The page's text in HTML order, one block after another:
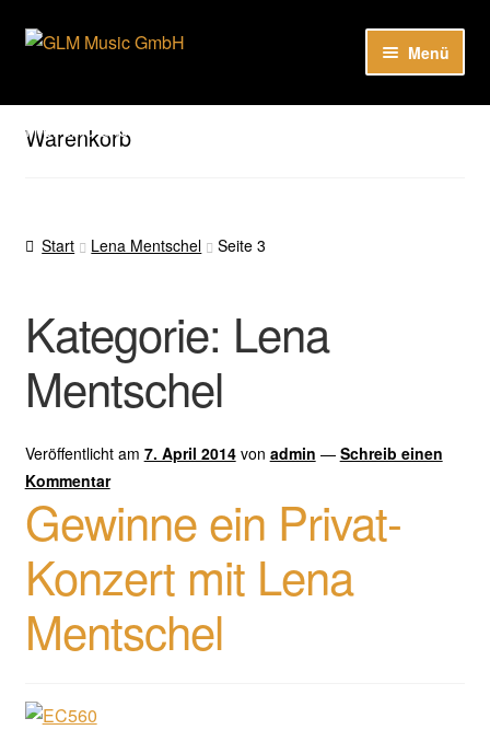
Hier sind unsere Neuigkeiten zu hören: Spotify
Zur
Zum
Menü
Unser Katalog
Warenkorb
Start Lena Mentschel Seite 3
Kategorie: Lena
Mentschel
Veröffentlicht am 7. April 2014 von admin — Schreib einen
Kommentar
Gewinne ein Privat-
Konzert mit Lena
Mentschel